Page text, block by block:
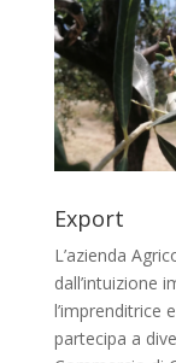
Export
L’azienda
dall’intuizione
l’imprenditrice
partecipa a